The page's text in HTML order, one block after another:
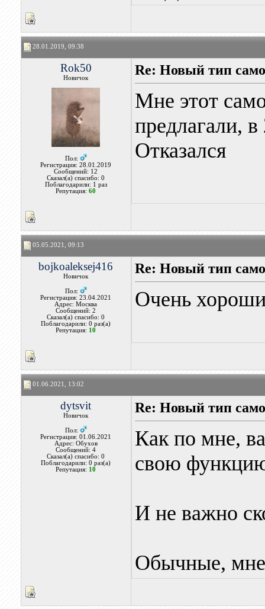
28.01.2019, 09:38
Rok50
Новичок
Пол:
Регистрация: 28.01.2019
Сообщений: 12
Сказал(а) спасибо: 0
Поблагодарили: 1 раз
Репутация:60
Re: Новый тип
Мне этот
предлагали,
Отказался
05.05.2021, 09:13
bojkoaleksej416
Новичок
Пол:
Регистрация: 23.04.2021
Адрес: Москва
Сообщений: 2
Сказал(а) спасибо: 0
Поблагодарили: 0 раз(а)
Репутация: 10
Re: Новый тип
Очень
01.06.2021, 13:02
dytsvit
Новичок
Пол:
Регистрация: 01.06.2021
Адрес: Обухов
Сообщений: 4
Сказал(а) спасибо: 0
Поблагодарили: 0 раз(а)
Репутация: 10
Re: Новый тип
Как по мне,
свою
И не важно
Обычные,